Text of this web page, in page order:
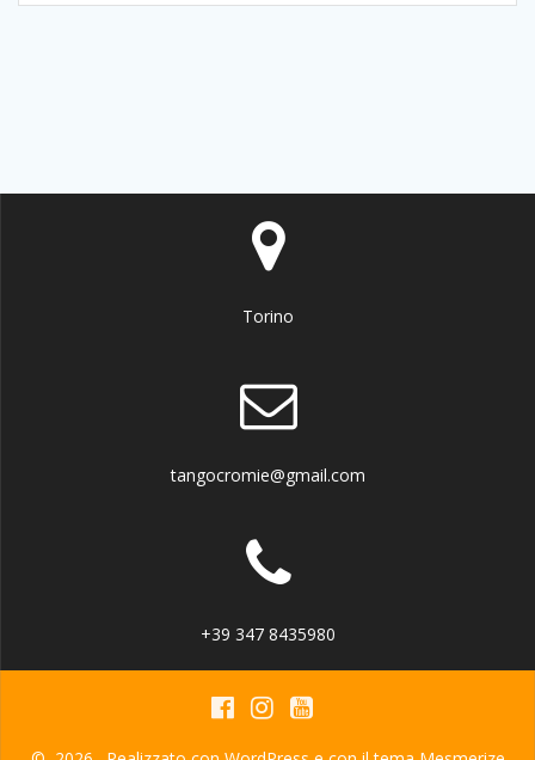
Torino
tangocromie@gmail.com
+39 347 8435980